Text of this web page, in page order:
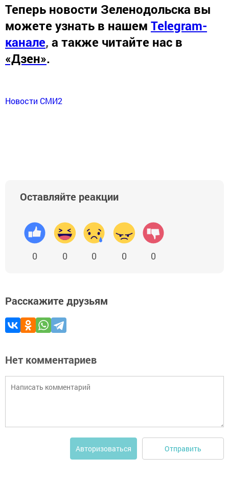
Теперь новости Зеленодольска вы
можете узнать в нашем Telegram-
канале, а также читайте нас в
«Дзен».
Новости СМИ2
Оставляйте реакции
0 0 0 0 0
Расскажите друзьям
Нет комментариев
Авторизоваться Отправить